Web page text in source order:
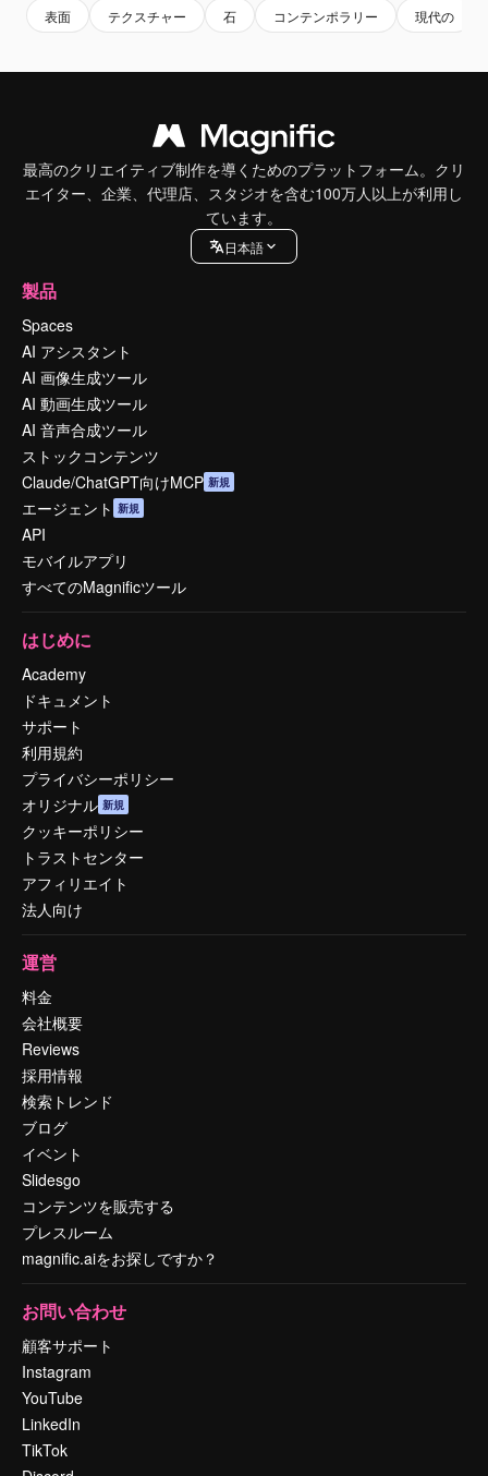
表面 テクスチャー 石 コンテンポラリー 現代の
最高のクリエイティブ制作を導くためのプラットフォーム。クリ
エイター、企業、代理店、スタジオを含む100万人以上が利用し
ています。
日本語
製品
Spaces
AI アシスタント
AI 画像生成ツール
AI 動画生成ツール
AI 音声合成ツール
ストックコンテンツ
Claude/ChatGPT向けMCP 新規
エージェント 新規
API
モバイルアプリ
すべてのMagnificツール
はじめに
Academy
ドキュメント
サポート
利用規約
プライバシーポリシー
オリジナル 新規
クッキーポリシー
トラストセンター
アフィリエイト
法人向け
運営
料金
会社概要
Reviews
採用情報
検索トレンド
ブログ
イベント
Slidesgo
コンテンツを販売する
プレスルーム
magnific.aiをお探しですか？
お問い合わせ
顧客サポート
Instagram
YouTube
LinkedIn
TikTok